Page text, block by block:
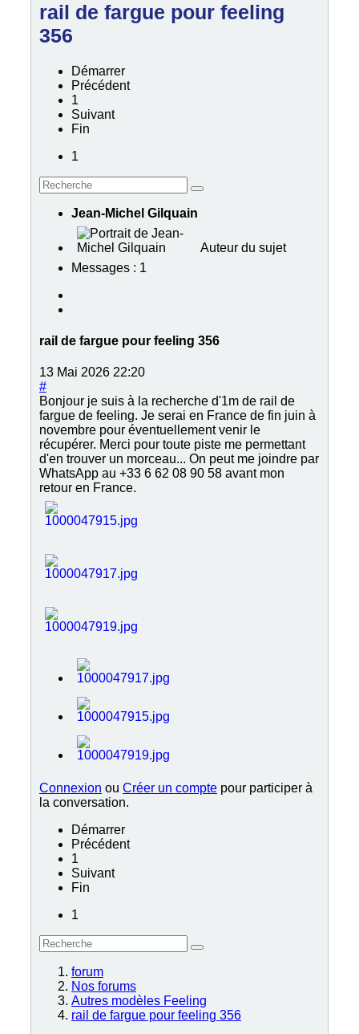
rail de fargue pour feeling
356
Démarrer
Précédent
1
Suivant
Fin
1
Jean-Michel Gilquain
Auteur du sujet
Messages : 1
rail de fargue pour feeling 356
13 Mai 2026 22:20
#
Bonjour je suis à la recherche d'1m de rail de
fargue de feeling. Je serai en France de fin juin à
novembre pour éventuellement venir le
récupérer. Merci pour toute piste me permettant
d'en trouver un morceau... On peut me joindre par
WhatsApp au +33 6 62 08 90 58 avant mon
retour en France.
Connexion ou Créer un compte pour participer à
la conversation.
Démarrer
Précédent
1
Suivant
Fin
1
forum
Nos forums
Autres modèles Feeling
rail de fargue pour feeling 356